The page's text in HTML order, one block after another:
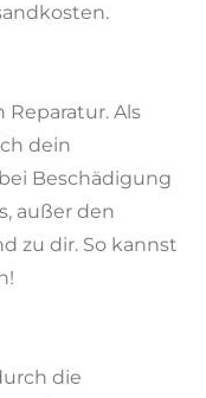
Als
dein
Beschädigung
außer den
zu dir. So kannst
die